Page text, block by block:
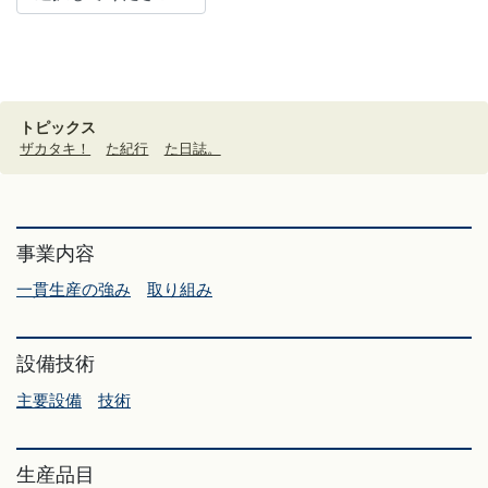
トピックス
ザカタキ！ た紀行 た日誌。
事業内容
一貫生産の強み 取り組み
設備技術
主要設備 技術
生産品目